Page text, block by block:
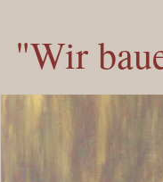
"Wir